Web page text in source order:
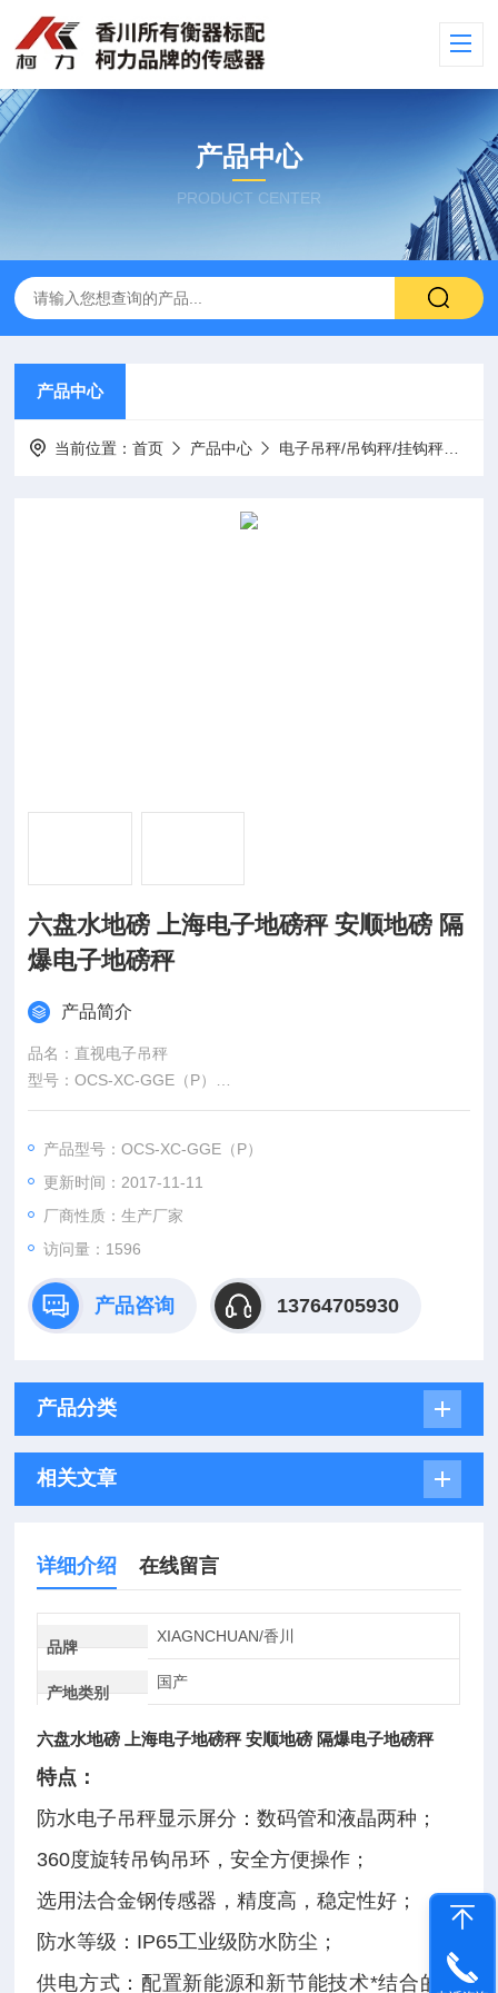
产品中心
PRODUCT CENTER
产品中心
当前位置：首页 产品中心 电子吊秤/吊钩秤/挂钩秤
六盘水地磅 上海电子地磅秤 安顺地磅 隔
爆电子地磅秤
产品简介
品名：直视电子吊秤
型号：OCS-XC-GGE（P）
量程：30kg、50kg、100kg、150kg、200kg、300kg
主特点：高强度铝合金密封设计，美观轻便，防水性能强。
六盘水地磅 上海电子地磅秤 安顺地磅 隔爆电子地磅秤
产品型号：OCS-XC-GGE（P）
更新时间：2017-11-11
厂商性质：生产厂家
访问量：1596
产品咨询 13764705930
产品分类
相关文章
详细介绍 在线留言
品牌
XIAGNCHUAN/香川
产地类别
国产
六盘水地磅 上海电子地磅秤 安顺地磅 隔爆电子地磅秤
特点：
防水电子吊秤显示屏分：数码管和液晶两种；
360度旋转吊钩吊环，安全方便操作；
选用法合金钢传感器，精度高，稳定性好；
防水等级：IP65工业级防水防尘；
供电方式：配置新能源和新节能技术*结合的长